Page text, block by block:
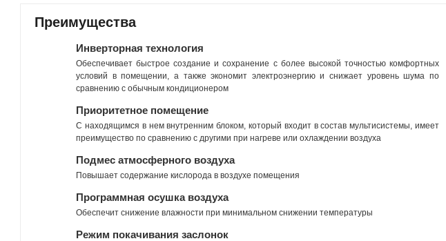
Преимущества
Инверторная технология
Обеспечивает быстрое создание и сохранение с более высокой точностью комфортных
условий в помещении, а также экономит электроэнергию и снижает уровень шума по
сравнению с обычным кондиционером
Приоритетное помещение
С находящимся в нем внутренним блоком, который входит в состав мультисистемы, имеет
преимущество по сравнению с другими при нагреве или охлаждении воздуха
Подмес атмосферного воздуха
Повышает содержание кислорода в воздухе помещения
Программная осушка воздуха
Обеспечит снижение влажности при минимальном снижении температуры
Режим покачивания заслонок